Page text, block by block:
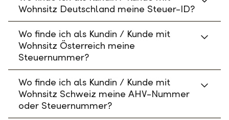
Wohnsitz Deutschland meine Steuer-ID?
Wo finde ich als Kundin / Kunde mit
Wohnsitz Österreich meine
Steuernummer?
Wo finde ich als Kundin / Kunde mit
Wohnsitz Schweiz meine AHV-Nummer
oder Steuernummer?